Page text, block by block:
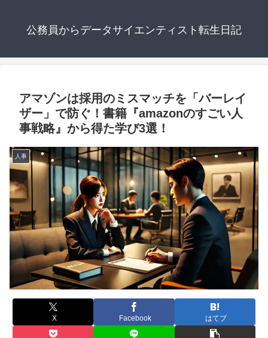
公務員からデータサイエンティスト転生日記
アマゾンは採用のミスマッチを「バーレイ
ザー」で防ぐ！書籍『amazonのすごい人
事戦略』から得た学び3選！
人事
X Facebook はてブ